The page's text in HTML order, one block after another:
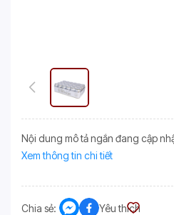
Nội dung mô tả ngắn đang cập
Xem thông tin chi tiết
Chia sẻ: Yêu thích